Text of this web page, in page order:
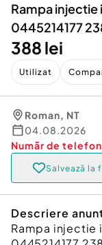
Rampa injectie
0445214177
388 lei
Utilizat
Roman, NT
04.08.2026
Număr de telefon
Salvează la
Descriere
Rampa injectie